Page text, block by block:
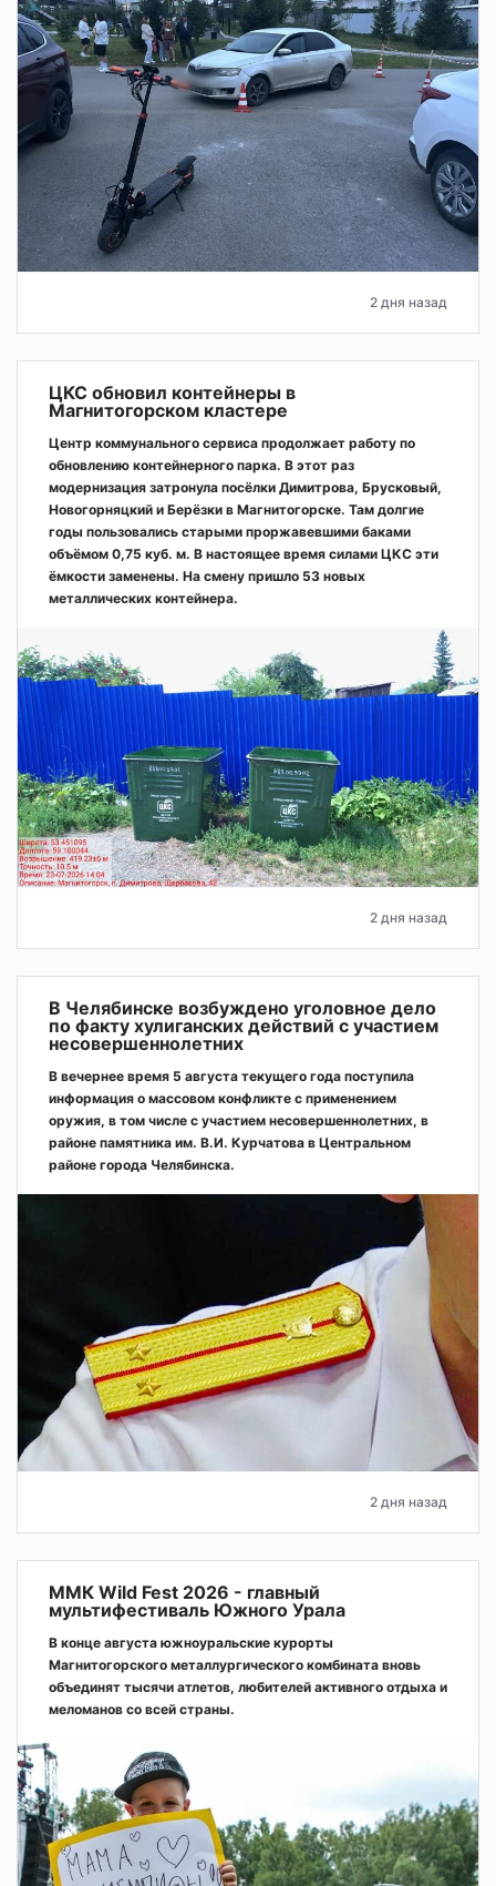
2 дня назад
ЦКС обновил контейнеры в
Магнитогорском кластере
Центр коммунального сервиса продолжает работу по
обновлению контейнерного парка. В этот раз
модернизация затронула посёлки Димитрова, Брусковый,
Новогорняцкий и Берёзки в Магнитогорске. Там долгие
годы пользовались старыми проржавевшими баками
объёмом 0,75 куб. м. В настоящее время силами ЦКС эти
ёмкости заменены. На смену пришло 53 новых
металлических контейнера.
2 дня назад
В Челябинске возбуждено уголовное дело
по факту хулиганских действий с участием
несовершеннолетних
В вечернее время 5 августа текущего года поступила
информация о массовом конфликте с применением
оружия, в том числе с участием несовершеннолетних, в
районе памятника им. В.И. Курчатова в Центральном
районе города Челябинска.
2 дня назад
ММК Wild Fest 2026 - главный
мультифестиваль Южного Урала
В конце августа южноуральские курорты
Магнитогорского металлургического комбината вновь
объединят тысячи атлетов, любителей активного отдыха и
меломанов со всей страны.